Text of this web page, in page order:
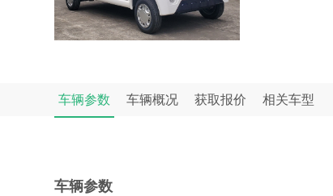
车辆参数 车辆概况 获取报价 相关车型
车辆参数